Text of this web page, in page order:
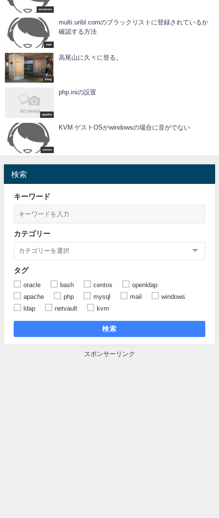
windows
mail
multi.uribl.comのブラックリストに登録されているか
確認する方法
blog
高尾山に久々に登る。
apache
php.iniの設置
centos
KVM ゲストOSがwindowsの場合に音がでない
検索
キーワード
カテゴリー
タグ
oracle bash centos
openldap
apache
php mysql mail
windows
ldap
netvault kvm
検索
スポンサーリンク